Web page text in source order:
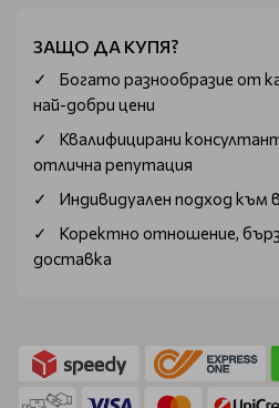
ЗАЩО ДА КУПЯ?
Богатo разнообразие от
най-добри цени
Квалифицирани
отлична репутация
Индивидуален подход към
Коректно отношение,
доставка